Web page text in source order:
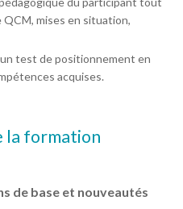
QCM, mises en situation,
test de positionnement en
acquises.
la formation
de base et nouveautés